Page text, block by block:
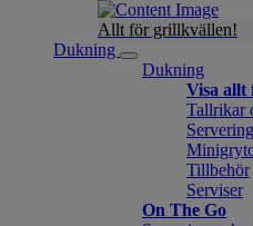
Allt för grillkvällen!
Dukning
Dukning
Visa allt
Tallrikar
Tillbehör
Serviser
On The Go